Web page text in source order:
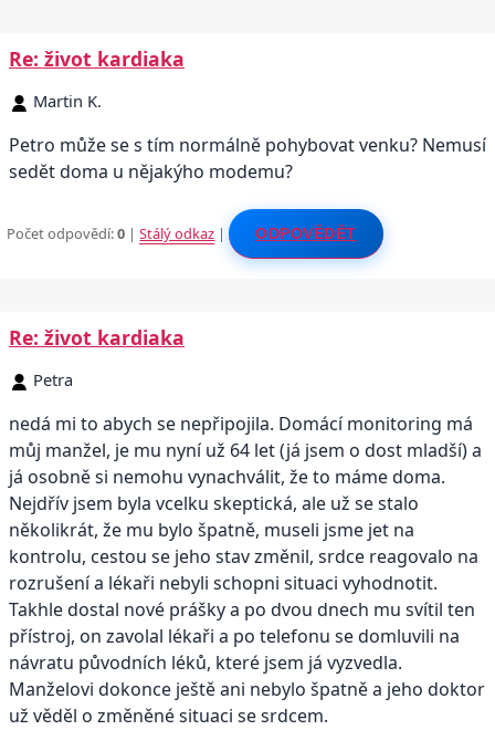
Re: život kardiaka
Martin K.
Petro může se s tím normálně pohybovat venku? Nemusí
sedět doma u nějakýho modemu?
Počet odpovědí:0 |Stálý odkaz | ODPOVĚDĚT
Re: život kardiaka
Petra
nedá mi to abych se nepřipojila. Domácí monitoring má
můj manžel, je mu nyní už 64 let (já jsem o dost mladší) a
já osobně si nemohu vynachválit, že to máme doma.
Nejdřív jsem byla vcelku skeptická, ale už se stalo
několikrát, že mu bylo špatně, museli jsme jet na
kontrolu, cestou se jeho stav změnil, srdce reagovalo na
rozrušení a lékaři nebyli schopni situaci vyhodnotit.
Takhle dostal nové prášky a po dvou dnech mu svítil ten
přístroj, on zavolal lékaři a po telefonu se domluvili na
návratu původních léků, které jsem já vyzvedla.
Manželovi dokonce ještě ani nebylo špatně a jeho doktor
už věděl o změněné situaci se srdcem.